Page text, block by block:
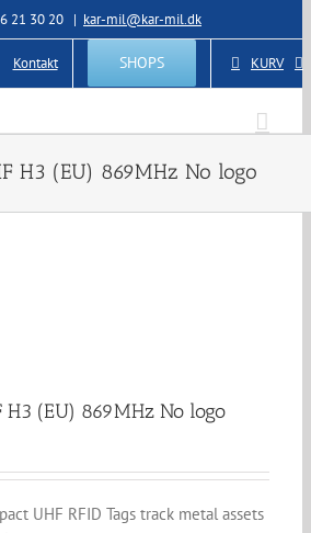
21 30 20 | kar-mil@kar-mil.dk
Kontakt SHOPS KURV
H3 (EU) 869MHz No logo
H3 (EU) 869MHz No logo
UHF RFID Tags track metal assets